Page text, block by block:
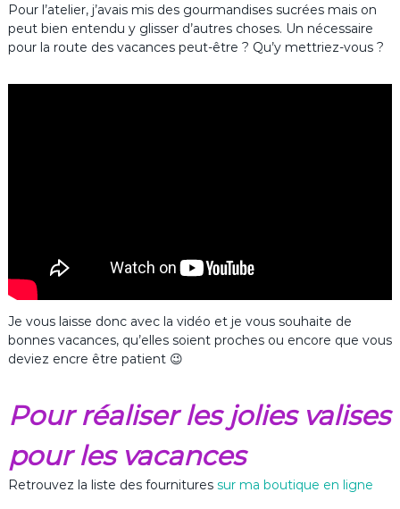
Pour l’atelier, j’avais mis des gourmandises sucrées mais on
peut bien entendu y glisser d’autres choses. Un nécessaire
pour la route des vacances peut-être ? Qu’y mettriez-vous ?
Je vous laisse donc avec la vidéo et je vous souhaite de
bonnes vacances, qu’elles soient proches ou encore que vous
deviez encre être patient 😉
Pour réaliser les jolies valises
pour les vacances
Retrouvez la liste des fournitures sur ma boutique en ligne